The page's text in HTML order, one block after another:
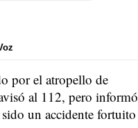
por el atropello de
al 112, pero informó
un accidente fortuito